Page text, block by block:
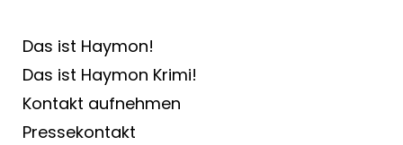
Das ist Haymon!
Das ist Haymon Krimi!
Kontakt aufnehmen
Pressekontakt